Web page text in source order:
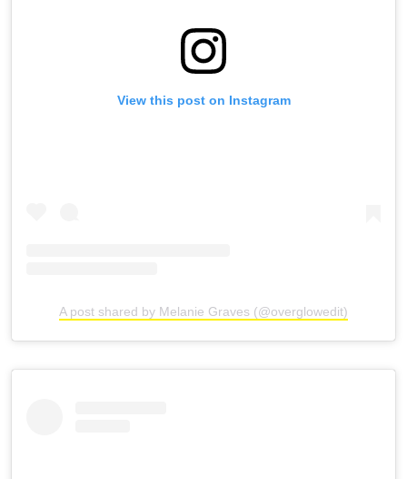
View this post on Instagram
A post shared by Melanie Graves (@overglowedit)